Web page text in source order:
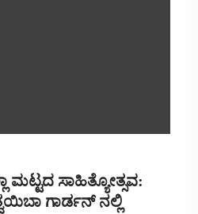
ಮಟ್ಟದ ಸಾಹಿತ್ಯೋತ್ಸವ:
ಗಾರ್ಡನ್ ನಲ್ಲಿ